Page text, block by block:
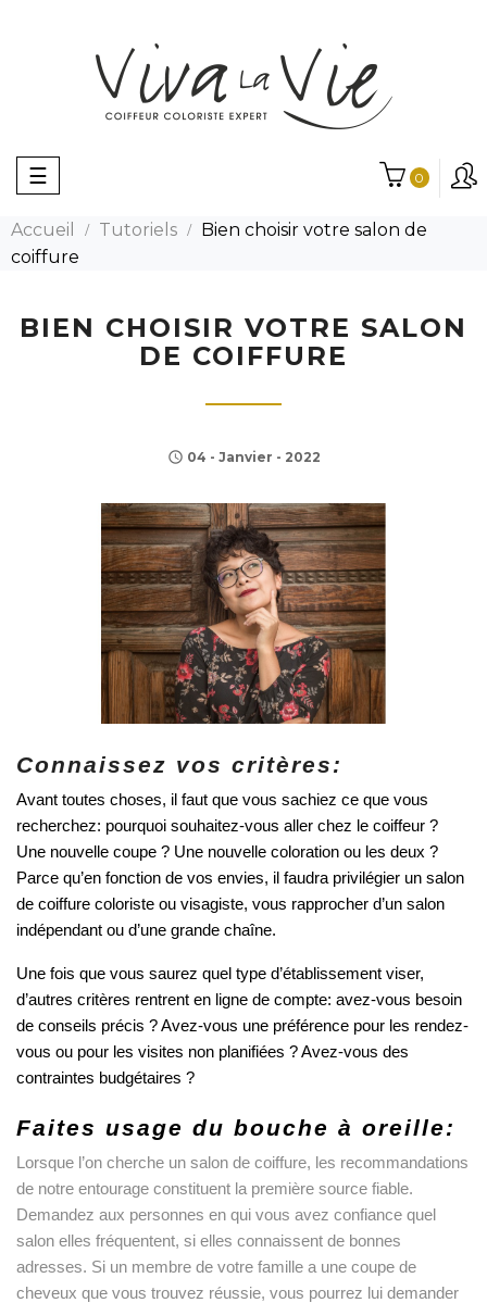
0
Basculer
la
navigation
☰
Accueil Tutoriels
Bien choisir votre salon de
coiffure
BIEN CHOISIR VOTRE SALON
DE COIFFURE
 04 - Janvier - 2022
Connaissez vos critères:
Avant toutes choses, il faut que vous sachiez ce que vous
recherchez: pourquoi souhaitez-vous aller chez le coiffeur ?
Une nouvelle coupe ? Une nouvelle coloration ou les deux ?
Parce qu’en fonction de vos envies, il faudra privilégier un salon
de coiffure coloriste ou visagiste, vous rapprocher d’un salon
indépendant ou d’une grande chaîne.
Une fois que vous saurez quel type d’établissement viser,
d’autres critères rentrent en ligne de compte: avez-vous besoin
de conseils précis ? Avez-vous une préférence pour les rendez-
vous ou pour les visites non planifiées ? Avez-vous des
contraintes budgétaires ?
Faites usage du bouche à oreille:
Lorsque l’on cherche un salon de coiffure, les recommandations
de notre entourage constituent la première source fiable.
Demandez aux personnes en qui vous avez confiance quel
salon elles fréquentent, si elles connaissent de bonnes
adresses. Si un membre de votre famille a une coupe de
cheveux que vous trouvez réussie, vous pourrez lui demander